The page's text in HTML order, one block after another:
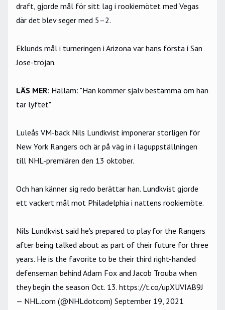
draft, gjorde mål för sitt lag i rookiemötet med Vegas
där det blev seger med 5–2.
Eklunds mål i turneringen i Arizona var hans första i San
Jose-tröjan.
LÄS MER: Hallam: "Han kommer själv bestämma om han
tar lyftet"
Luleås VM-back Nils Lundkvist imponerar storligen för
New York Rangers och är på väg in i laguppställningen
till NHL-premiären den 13 oktober.
Och han känner sig redo berättar han. Lundkvist gjorde
ett vackert mål mot Philadelphia i nattens rookiemöte.
Nils Lundkvist said he's prepared to play for the Rangers
after being talked about as part of their future for three
years. He is the favorite to be their third right-handed
defenseman behind Adam Fox and Jacob Trouba when
they begin the season Oct. 13. https://t.co/upXUVIAB9J
— NHL.com (@NHLdotcom) September 19, 2021